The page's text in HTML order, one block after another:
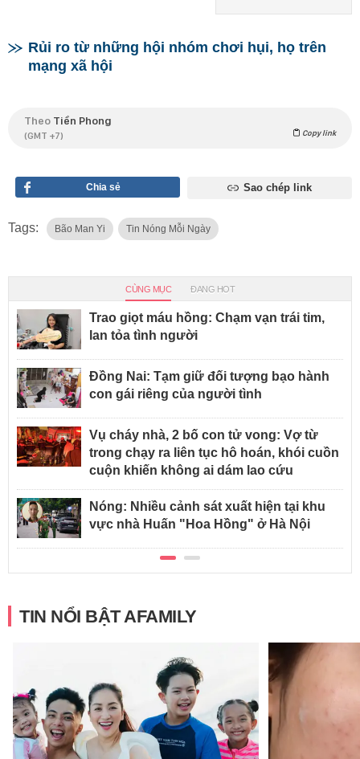
Rủi ro từ những hội nhóm chơi hụi, họ trên
mạng xã hội
Theo Tiền Phong
(GMT +7) Copy link
Chia sẻ Sao chép link
Tags: Bão Man Yi Tin Nóng Mỗi Ngày
CÙNG MỤC ĐANG HOT
Trao giọt máu hồng: Chạm vạn trái tim,
lan tỏa tình người
Đồng Nai: Tạm giữ đối tượng bạo hành
con gái riêng của người tình
Vụ cháy nhà, 2 bố con tử vong: Vợ từ
trong chạy ra liên tục hô hoán, khói cuồn
cuộn khiến không ai dám lao cứu
Nóng: Nhiều cảnh sát xuất hiện tại khu
vực nhà Huấn "Hoa Hồng" ở Hà Nội
TIN NỔI BẬT AFAMILY